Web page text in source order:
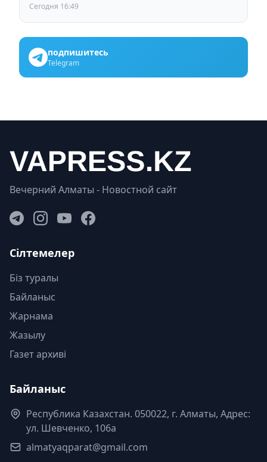
Сегодня 16:49
подпишитесь
Telegram
Вечерний Алматы - Новостной сайт
Сілтемелер
Біз туралы
Байланыс
Жарнама
Жазылу
Газет архиві
Байланыс
Республика Казахстан. 050022, г. Алматы, Адрес:
ул. Шевченко, 106а
almatyaqparat@gmail.com